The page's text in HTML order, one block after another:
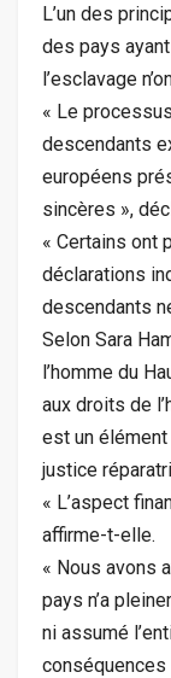
L’un des
des pays
l’esclavage
« Le
descendants
européens
sincères »,
« Certains ont
déclarations
descendants
Selon Sara
l’homme du
aux droits de
est un
justice
« L’aspect
affirme-t-elle.
« Nous avons
pays n’a
ni assumé